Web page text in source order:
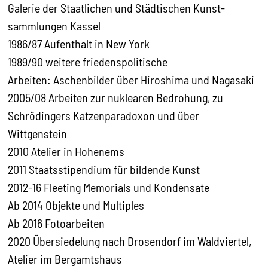
Galerie der Staatlichen und Städtischen Kunst­
sammlungen Kassel
1986/87Aufenthalt in New York
1989/90weitere friedenspolitische
Arbeiten: Aschenbilder über Hiroshima und Nagasaki
2005/08Arbeiten zur nuklearen Bedrohung, zu
Schrödingers Katzenparadoxon und über
Wittgenstein
2010Atelier in Hohenems
2011 Staatsstipendium für bildende Kunst
2012-16 Fleeting Memorials und Kondensate
Ab 2014 Objekte und Multiples
Ab 2016 Fotoarbeiten
2020 Übersiedelung nach Drosendorf im Waldviertel,
Atelier im Bergamtshaus